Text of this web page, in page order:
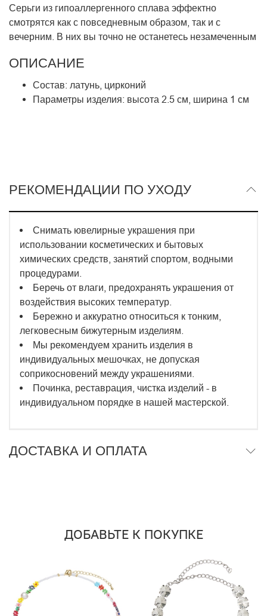
Серьги из гипоаллергенного сплава эффектно
смотрятся как с повседневным образом, так и с
вечерним. В них вы точно не останетесь незамеченным
ОПИСАНИЕ
Состав: латунь, цирконий
Параметры изделия: высота 2.5 см, ширина 1 см
РЕКОМЕНДАЦИИ ПО УХОДУ
Снимать ювелирные украшения при
использовании косметических и бытовых
химических средств, занятий спортом, водными
процедурами.
Беречь от влаги, предохранять украшения от
воздействия высоких температур.
Бережно и аккуратно относиться к тонким,
легковесным бижутерным изделиям.
Мы рекомендуем хранить изделия в
индивидуальных мешочках, не допуская
соприкосновений между украшениями.
Починка, реставрация, чистка изделий - в
индивидуальном порядке в нашей мастерской.
ДОСТАВКА И ОПЛАТА
ДОБАВЬТЕ К ПОКУПКЕ